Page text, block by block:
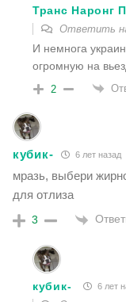
Транс Наронг
Ответить
И немнога
огромную на
2
кубик- 6 лет назад
мразь, выбери
для отлиза
3
кубик- 6 лет